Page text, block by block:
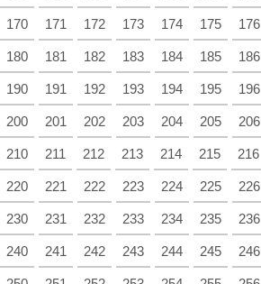
170 171 172 173 174 175 176
180 181 182 183 184 185 186
190 191 192 193 194 195 196
200 201 202 203 204 205 206
210 211 212 213 214 215 216
220 221 222 223 224 225 226
230 231 232 233 234 235 236
240 241 242 243 244 245 246